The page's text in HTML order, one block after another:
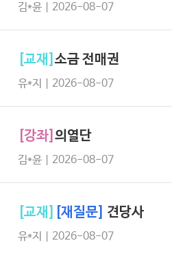
김*윤 | 2026-08-07
[교재] 소금 전매권
유*지 | 2026-08-07
[강좌] 의열단
김*윤 | 2026-08-07
[교재] [재질문] 견당사
유*지 | 2026-08-07